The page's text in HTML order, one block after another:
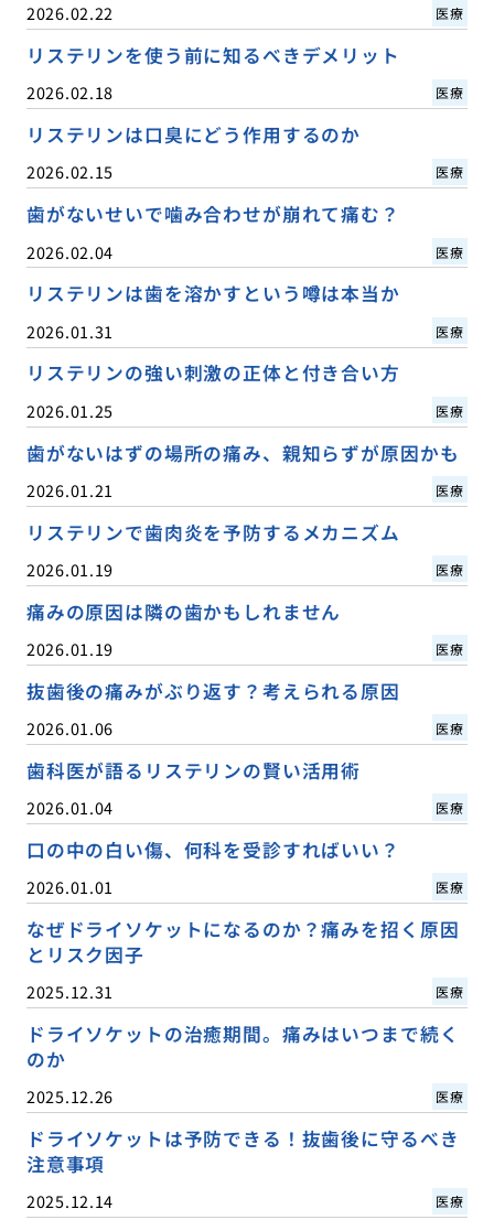
2026.02.22 医療
リステリンを使う前に知るべきデメリット
2026.02.18 医療
リステリンは口臭にどう作用するのか
2026.02.15 医療
歯がないせいで噛み合わせが崩れて痛む？
2026.02.04 医療
リステリンは歯を溶かすという噂は本当か
2026.01.31 医療
リステリンの強い刺激の正体と付き合い方
2026.01.25 医療
歯がないはずの場所の痛み、親知らずが原因かも
2026.01.21 医療
リステリンで歯肉炎を予防するメカニズム
2026.01.19 医療
痛みの原因は隣の歯かもしれません
2026.01.19 医療
抜歯後の痛みがぶり返す？考えられる原因
2026.01.06 医療
歯科医が語るリステリンの賢い活用術
2026.01.04 医療
口の中の白い傷、何科を受診すればいい？
2026.01.01 医療
なぜドライソケットになるのか？痛みを招く原因
とリスク因子
2025.12.31 医療
ドライソケットの治癒期間。痛みはいつまで続く
のか
2025.12.26 医療
ドライソケットは予防できる！抜歯後に守るべき
注意事項
2025.12.14 医療